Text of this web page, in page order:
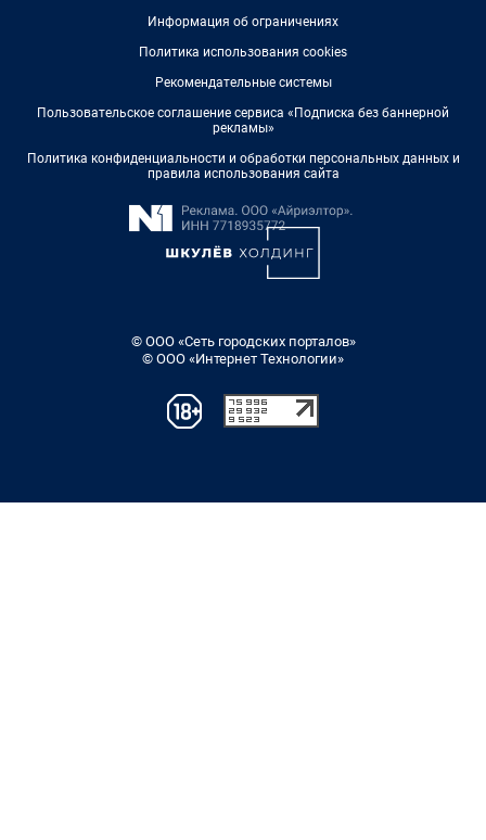
Информация об ограничениях
Политика использования cookies
Рекомендательные системы
Пользовательское соглашение сервиса «Подписка без баннерной
рекламы»
Политика конфиденциальности и обработки персональных данных и
правила использования сайта
© ООО «Сеть городских порталов»
© ООО «Интернет Технологии»